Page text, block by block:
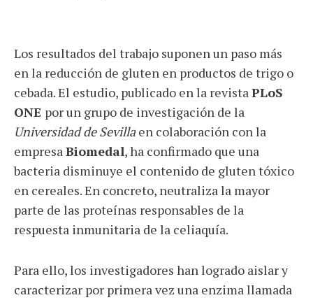
Los resultados del trabajo suponen un paso más
en la reducción de gluten en productos de trigo o
cebada. El estudio, publicado en la revistaPLoS
ONE por un grupo de investigación de la
Universidad de Sevillaen colaboración con la
empresaBiomedal, ha confirmado que una
bacteria disminuye el contenido de gluten tóxico
en cereales. En concreto, neutraliza la mayor
parte de las proteínas responsables de la
respuesta inmunitaria de la celiaquía.
Para ello, los investigadores han logrado aislar y
caracterizar por primera vez una enzima llamada